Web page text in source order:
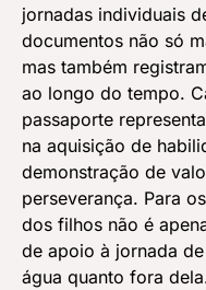
jornadas individuais
documentos não só
mas também
ao longo do tempo.
passaporte
na aquisição de
demonstração de
perseverança. Para
dos filhos não é
de apoio à jornada
água quanto fora